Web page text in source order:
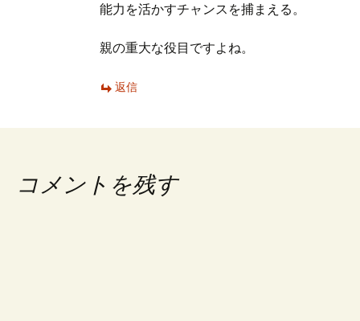
能力を活かすチャンスを捕まえる。
親の重大な役目ですよね。
返信
コメントを残す